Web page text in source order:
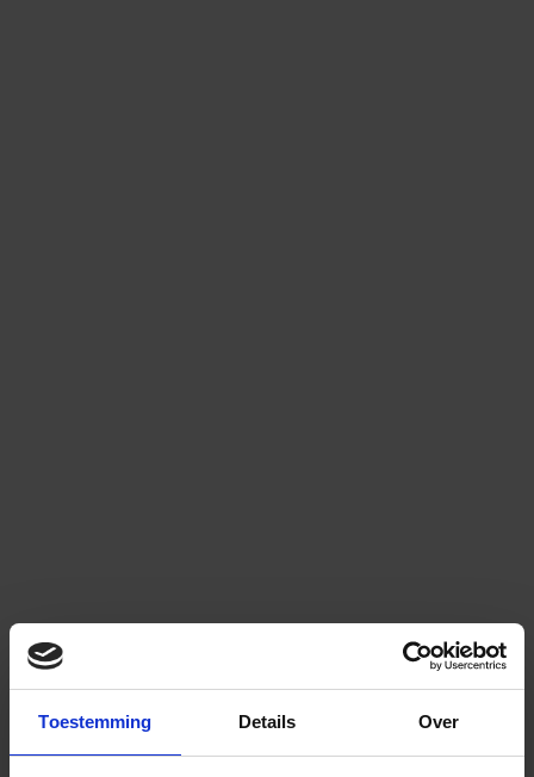
Toestemming Details Over